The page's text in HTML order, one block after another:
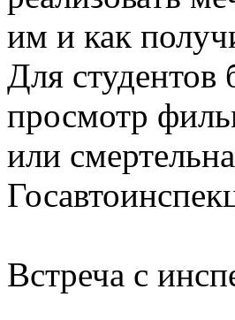
им и как
Для студентов
просмотр
или
Встреча с